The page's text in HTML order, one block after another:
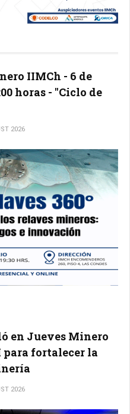
IIMCh - 6 de
horas - "Ciclo de
2026
en Jueves Minero
para fortalecer la
2026